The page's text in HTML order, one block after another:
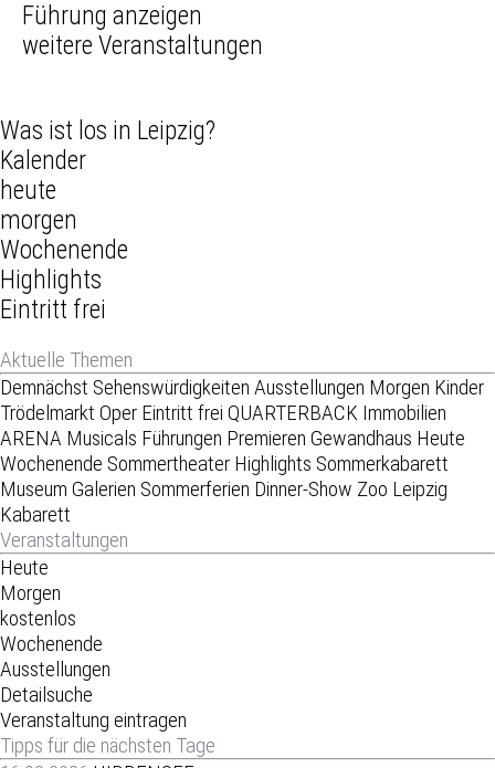
weitere Veranstaltungen
Was ist los in Leipzig?
Kalender
heute
morgen
Wochenende
Highlights
Eintritt frei
Aktuelle Themen
Demnächst Sehenswürdigkeiten Ausstellungen Morgen Kinder
Trödelmarkt Oper Eintritt frei QUARTERBACK Immobilien
ARENA Musicals Führungen Premieren Gewandhaus Heute
Wochenende Sommertheater Highlights Sommerkabarett
Museum Galerien Sommerferien Dinner-Show Zoo Leipzig
Kabarett
Veranstaltungen
Heute
Morgen
kostenlos
Wochenende
Ausstellungen
Detailsuche
Veranstaltung eintragen
Tipps für die nächsten Tage